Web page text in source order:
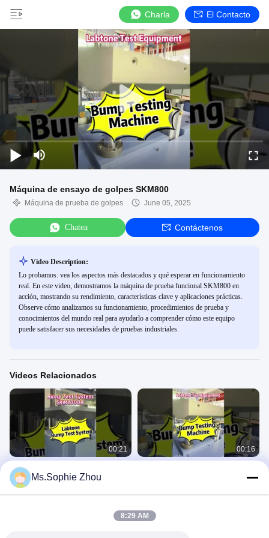
Charla El Contacto
Máquina de ensayo de golpes SKM800
Máquina de prueba de golpes June 05, 2025
Chatea Contáctenos
Video Description:
Lo probamos: vea los aspectos más destacados y qué esperar en funcionamiento
real. En este video, demostramos la máquina de prueba funcional SKM800 en
acción, mostrando su rendimiento, características clave y aplicaciones prácticas.
Observe cómo analizamos su funcionamiento, procedimientos de prueba y
conocimientos del mundo real para ayudarlo a comprender cómo este equipo
puede satisfacer sus necesidades de pruebas industriales.
Videos Relacionados
00:21
Máquina de ensayo de golpes
SKM1000 para componentes
electrónicos 1000*1000 mm Cumple
Máquina De Prueba De Golpes
00:16
Pneumatic Shock Tester con tabla
Ms.Sophie Zhou
8:29 AM